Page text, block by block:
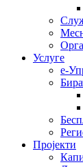
Услуге
е-
Пројекти